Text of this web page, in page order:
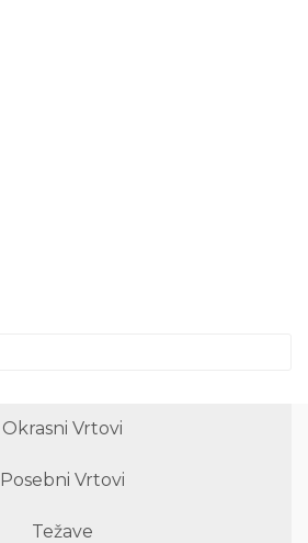
Okrasni Vrtovi
Posebni Vrtovi
Težave